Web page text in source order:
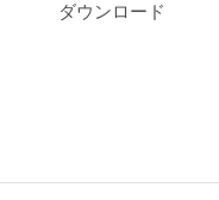
ダウンロード